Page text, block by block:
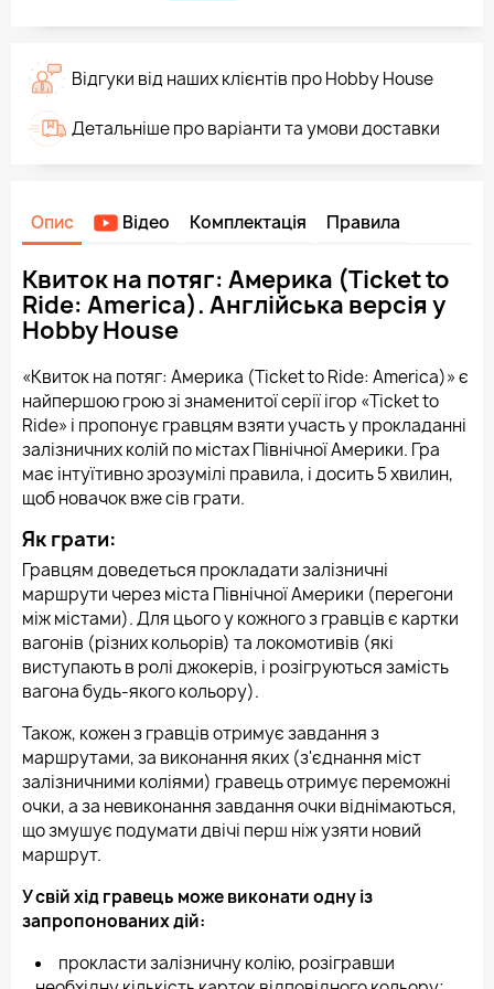
Відгуки від наших клієнтів про Hobby House
Детальніше про варіанти та умови доставки
Опис Відео Комплектація Правила
Квиток на потяг: Америка (Ticket to
Ride: America). Англійська версія у
Hobby House
«Квиток на потяг: Америка (Ticket to Ride: America)» є
найпершою грою зі знаменитої серії ігор «Ticket to
Ride» і пропонує гравцям взяти участь у прокладанні
залізничних колій по містах Північної Америки. Гра
має інтуїтивно зрозумілі правила, і досить 5 хвилин,
щоб новачок вже сів грати.
Як грати:
Гравцям доведеться прокладати залізничні
маршрути через міста Північної Америки (перегони
між містами). Для цього у кожного з гравців є картки
вагонів (різних кольорів) та локомотивів (які
виступають в ролі джокерів, і розігруються замість
вагона будь-якого кольору).
Також, кожен з гравців отримує завдання з
маршрутами, за виконання яких (з'єднання міст
залізничними коліями) гравець отримує переможні
очки, а за невиконання завдання очки віднімаються,
що змушує подумати двічі перш ніж узяти новий
маршрут.
У свій хід гравець може виконати одну із
запропонованих дій:
прокласти залізничну колію, розігравши